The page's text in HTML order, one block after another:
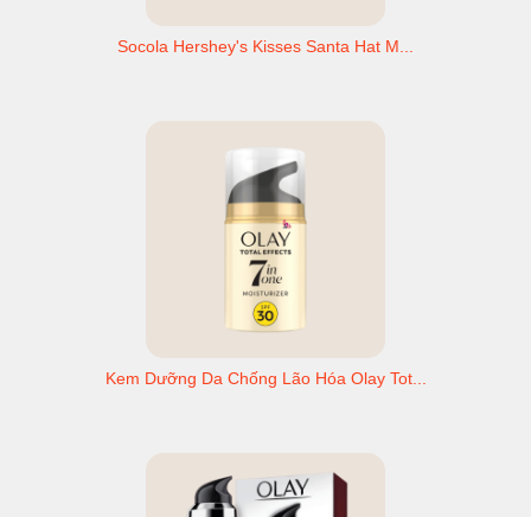
Socola Hershey's Kisses Santa Hat M...
Kem Dưỡng Da Chống Lão Hóa Olay Tot...